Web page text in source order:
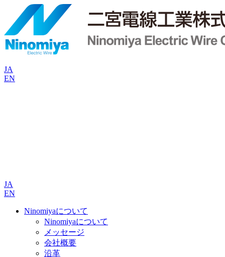
JA
EN
JA
EN
Ninomiyaについて
Ninomiyaについて
メッセージ
会社概要
沿革